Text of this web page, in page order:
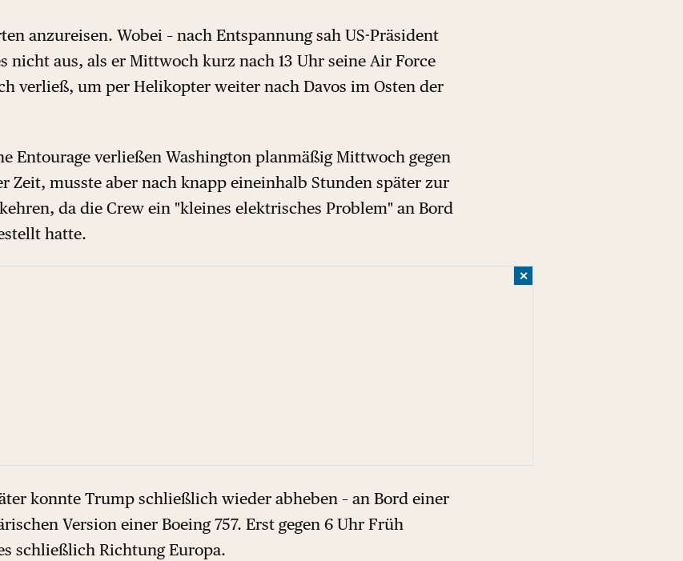
anzureisen. Wobei – nach Entspannung sah US-Präsident
nicht aus, als er Mittwoch kurz nach 13 Uhr seine Air Force
verließ, um per Helikopter weiter nach Davos im Osten der
Entourage verließen Washington planmäßig Mittwoch gegen
Zeit, musste aber nach knapp eineinhalb Stunden später zur
da die Crew ein "kleines elektrisches Problem" an Bord
hatte.
✕
konnte Trump schließlich wieder abheben – an Bord einer
Version einer Boeing 757. Erst gegen 6 Uhr Früh
schließlich Richtung Europa.